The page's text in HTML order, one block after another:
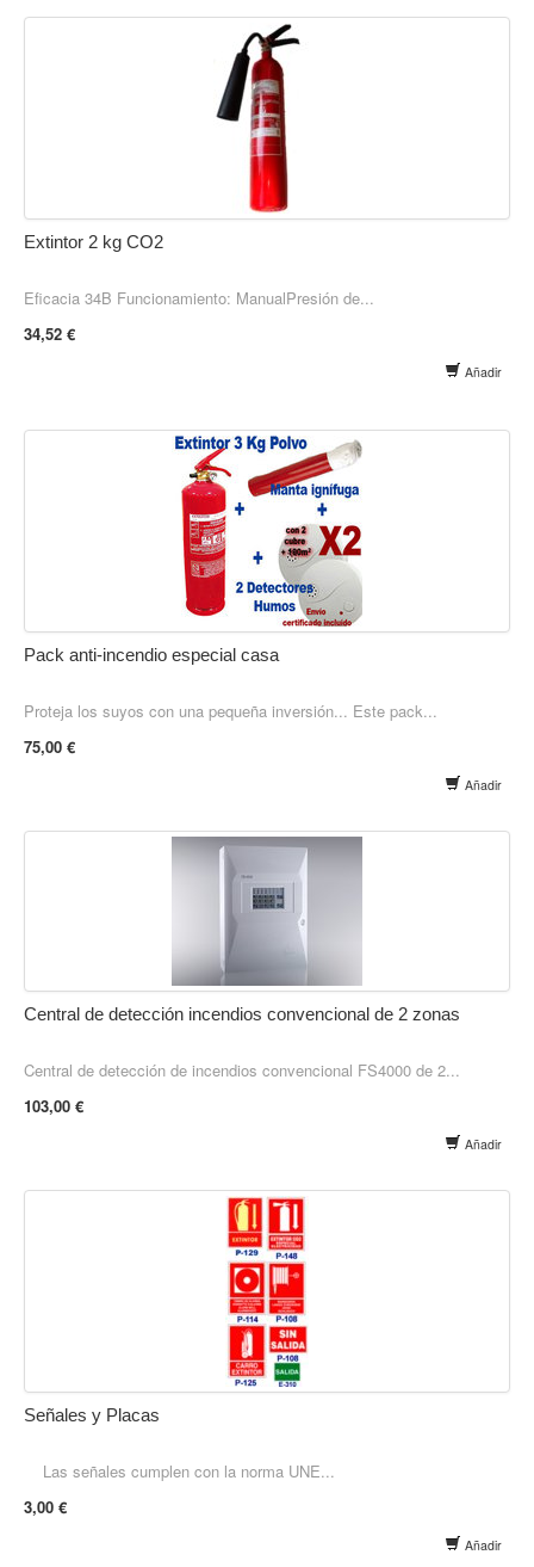
Extintor 2 kg CO2
Eficacia 34B Funcionamiento: ManualPresión de...
34,52 €
Añadir
Pack anti-incendio especial casa
Proteja los suyos con una pequeña inversión... Este pack...
75,00 €
Añadir
Central de detección incendios convencional de 2 zonas
Central de detección de incendios convencional FS4000 de 2...
103,00 €
Añadir
Señales y Placas
Las señales cumplen con la norma UNE...
3,00 €
Añadir